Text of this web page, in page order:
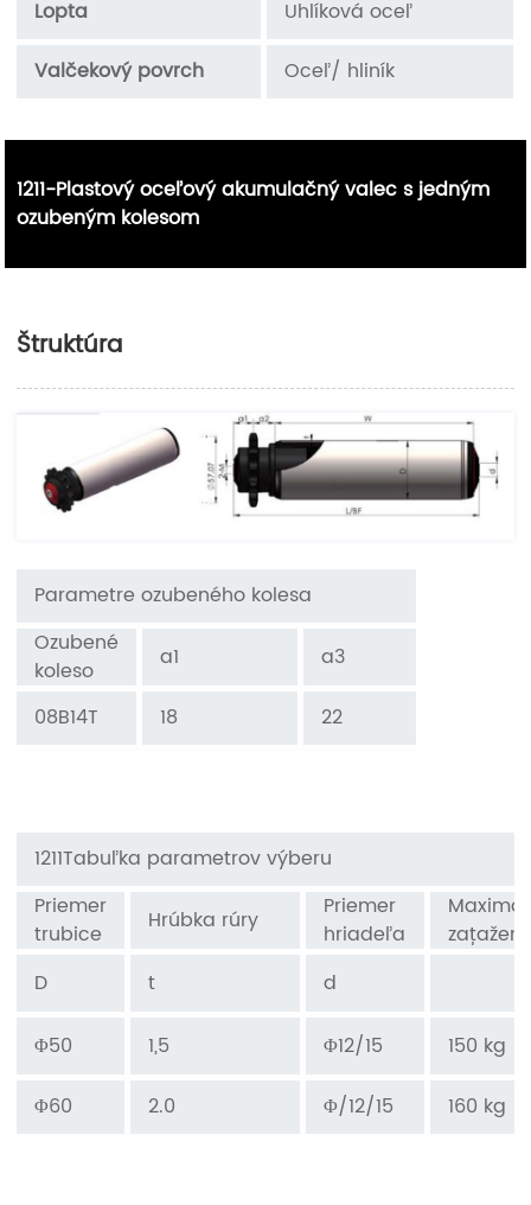
Lopta
Uhlíková oceľ
Valčekový povrch
Oceľ/ hliník
1211-Plastový oceľový akumulačný valec s jedným
ozubeným kolesom
Štruktúra
Parametre ozubeného kolesa
Ozubené
koleso
a1
a3
08B14T 18 22
1211Tabuľka parametrov výberu
Priemer
trubice
Hrúbka rúry
Priemer
hriadeľa
D
t d
Φ50 1,5 Φ12/15
150 kg
Φ60
2.0 Φ/12/15 160 kg